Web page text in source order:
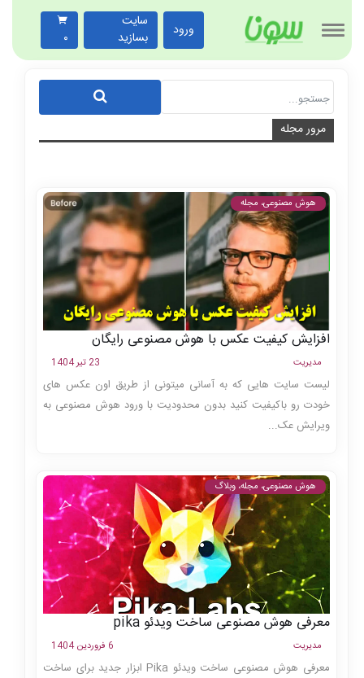
ورود
سایت
بسازید
۰
مرور مجله
هوش مصنوعی، مجله
افزایش کیفیت عکس با هوش مصنوعی رایگان
مدیریت 23 تیر 1404
لیست سایت هایی که به آسانی میتونی از طریق اون عکس های
خودت رو باکیفیت کنید بدون محدودیت با ورود هوش مصنوعی به
ویرایش عک...
هوش مصنوعی، مجله، وبلاگ
معرفی هوش مصنوعی ساخت ویدئو pika
مدیریت 6 فروردین 1404
معرفی هوش مصنوعی ساخت ویدئو Pika ابزار جدید برای ساخت